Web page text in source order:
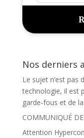
Nos derniers
Le sujet n’est pas
technologie, il est
garde-fous et de
COMMUNIQUÉ DE
Attention